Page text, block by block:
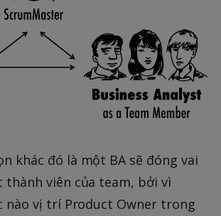
khác đó là một BA sẽ đóng vai
viên của team, bởi vì
nào vị trí Product Owner trong